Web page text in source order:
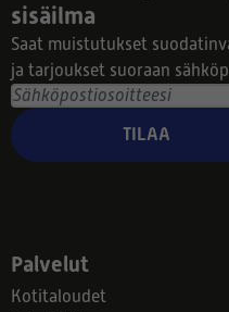
sisäilma
Saat muistutukset
ja tarjoukset suoraan
TILAA
Palvelut
Kotitaloudet